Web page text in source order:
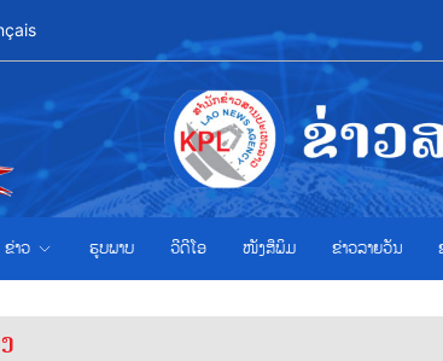
ຂ່າວ ຮູບພາບ ວີດີໂອ ໜັງສືພິມ ຂ່າວ​ລາຍ​ວັນ